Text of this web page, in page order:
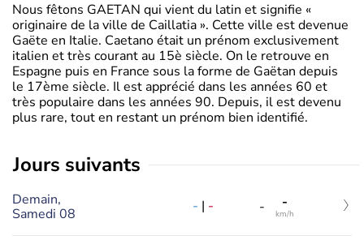
Nous fêtons GAETAN qui vient du latin et signifie «
originaire de la ville de Caillatia ». Cette ville est devenue
Gaëte en Italie. Caetano était un prénom exclusivement
italien et très courant au 15è siècle. On le retrouve en
Espagne puis en France sous la forme de Gaëtan depuis
le 17ème siècle. Il est apprécié dans les années 60 et
très populaire dans les années 90. Depuis, il est devenu
plus rare, tout en restant un prénom bien identifié.
jours suivants
Demain,
Samedi 08
- | - - -
km/h